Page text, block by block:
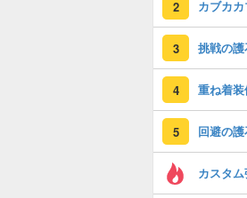
2
3 挑戦の
4 重ね着
5 回避の
カスタ